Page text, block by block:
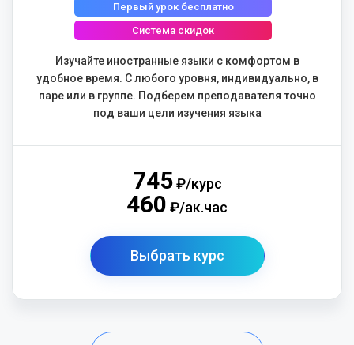
Первый урок бесплатно
Система скидок
Изучайте иностранные языки с комфортом в
удобное время. С любого уровня, индивидуально, в
паре или в группе. Подберем преподавателя точно
под ваши цели изучения языка
745₽/курс
460 ₽/ак.час
Выбрать курс